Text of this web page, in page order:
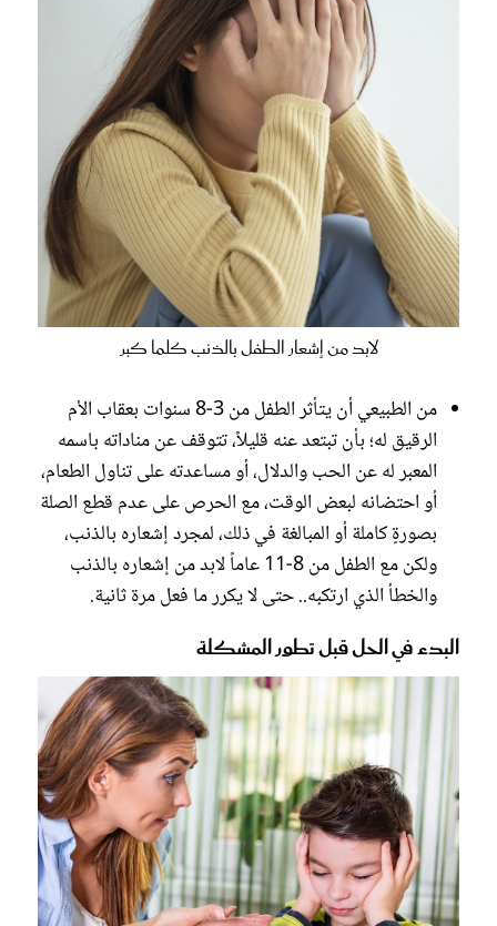
لابد من إشعار الطفل بالذنب كلما كبر
من الطبيعي أن يتأثر الطفل من 3-8 سنوات بعقاب الأم
الرقيق له؛ بأن تبتعد عنه قليلاً، تتوقف عن مناداته باسمه
المعبر له عن الحب والدلال، أو مساعدته على تناول الطعام،
أو احتضانه لبعض الوقت، مع الحرص على عدم قطع الصلة
بصورةٍ كاملة أو المبالغة في ذلك، لمجرد إشعاره بالذنب،
ولكن مع الطفل من 8-11 عاماً لابد من إشعاره بالذنب
والخطأ الذي ارتكبه.. حتى لا يكرر ما فعل مرة ثانية.
البدء في الحل قبل تطور المشكلة